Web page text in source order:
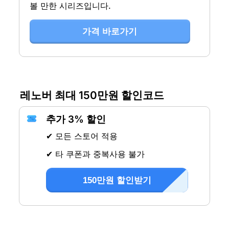
볼 만한 시리즈입니다.
가격 바로가기
레노버 최대 150만원 할인코드
추가 3% 할인
✔ 모든 스토어 적용
✔ 타 쿠폰과 중복사용 불가
150만원 할인받기